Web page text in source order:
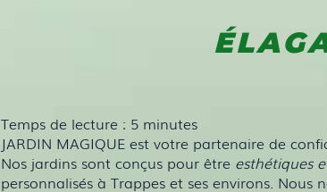
Temps de lecture : 5 minutes
JARDIN MAGIQUE est votre partenaire de
Nos jardins sont conçus pour être esthétiques
personnalisés à Trappes et ses environs.